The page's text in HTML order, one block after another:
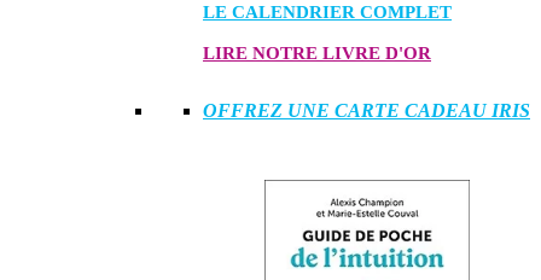
LE CALENDRIER COMPLET
LIRE NOTRE LIVRE D'OR
OFFREZ UNE CARTE CADEAU IRIS